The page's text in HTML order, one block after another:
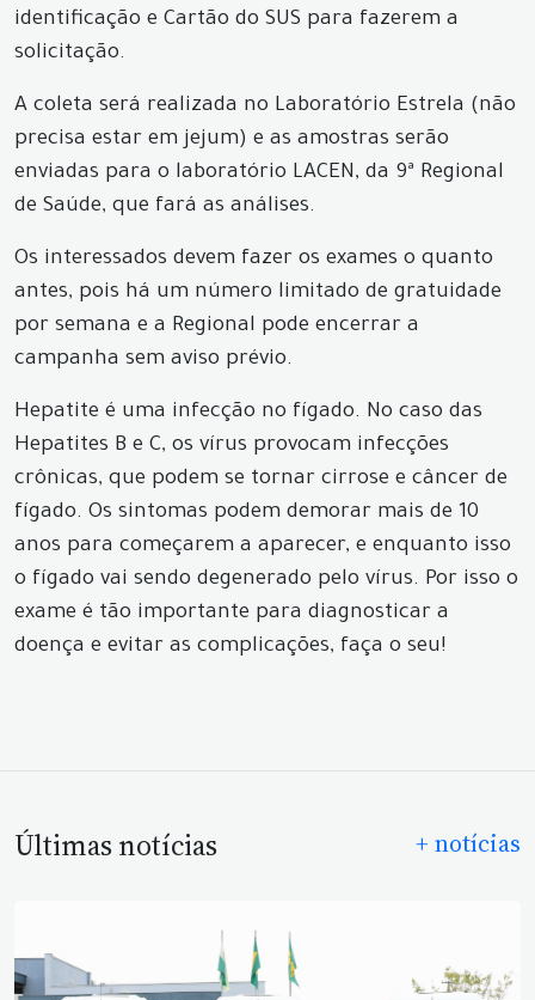
identificação e Cartão do SUS para fazerem a
solicitação.
A coleta será realizada no Laboratório Estrela (não
precisa estar em jejum) e as amostras serão
enviadas para o laboratório LACEN, da 9ª Regional
de Saúde, que fará as análises.
Os interessados devem fazer os exames o quanto
antes, pois há um número limitado de gratuidade
por semana e a Regional pode encerrar a
campanha sem aviso prévio.
Hepatite é uma infecção no fígado. No caso das
Hepatites B e C, os vírus provocam infecções
crônicas, que podem se tornar cirrose e câncer de
fígado. Os sintomas podem demorar mais de 10
anos para começarem a aparecer, e enquanto isso
o fígado vai sendo degenerado pelo vírus. Por isso o
exame é tão importante para diagnosticar a
doença e evitar as complicações, faça o seu!
Últimas notícias + notícias